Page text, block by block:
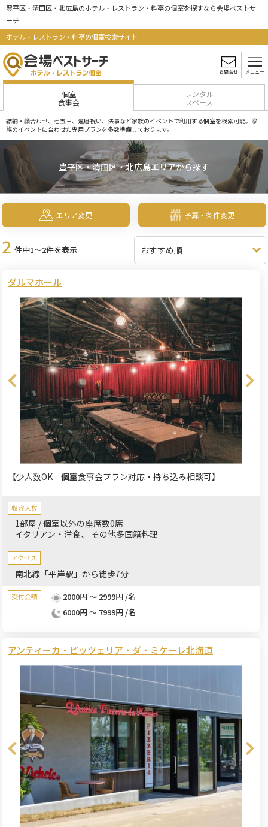
豊平区・清田区・北広島のホテル・レストラン・料亭の個室を探すなら会場ベストサ
ーチ
ホテル・レストラン・料亭の個室検索サイト
お問合せ メニュー
個室
食事会
レンタル
スペース
結納・顔合わせ、七五三、還暦祝い、法事など家族のイベントで利用する個室を検索可能。家
族のイベントに合わせた専用プランを多数準備しております。
豊平区・清田区・北広島エリアから探す
エリア変更 予算・条件変更
2 件中1～2件を表示
ダルマホール
【少人数OK｜個室食事会プラン対応・持ち込み相談可】
収容人数
1部屋 / 個室以外の座席数0席
イタリアン・洋食
その他多国籍料理
アクセス
南北線「平岸駅」から徒歩7分
受付金額
2000円 ～ 2999円 /名
6000円 ～ 7999円 /名
アンティーカ・ピッツェリア・ダ・ミケーレ北海道